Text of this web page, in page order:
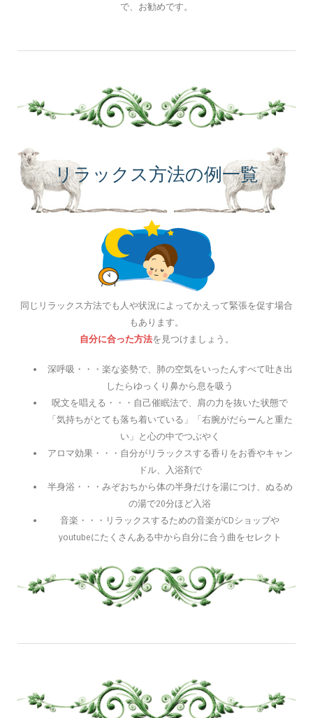
で、お勧めです。
リラックス方法の例一覧
同じリラックス方法でも人や状況によってかえって緊張を促す場合
もあります。
自分に合った方法を見つけましょう。
深呼吸・・・楽な姿勢で、肺の空気をいったんすべて吐き出
したらゆっくり鼻から息を吸う
呪文を唱える・・・自己催眠法で、肩の力を抜いた状態で
「気持ちがとても落ち着いている」「右腕がだらーんと重た
い」と心の中でつぶやく
アロマ効果・・・自分がリラックスする香りをお香やキャン
ドル、入浴剤で
半身浴・・・みぞおちから体の半身だけを湯につけ、ぬるめ
の湯で20分ほど入浴
音楽・・・リラックスするための音楽がCDショップや
youtubeにたくさんある中から自分に合う曲をセレクト